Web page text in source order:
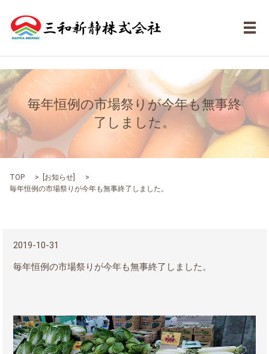
メ
毎年恒例の市場祭りが今年も無事終
了しました。
TOP お知らせ
毎年恒例の市場祭りが今年も無事終了しました。
2019-10-31
毎年恒例の市場祭りが今年も無事終了しました。